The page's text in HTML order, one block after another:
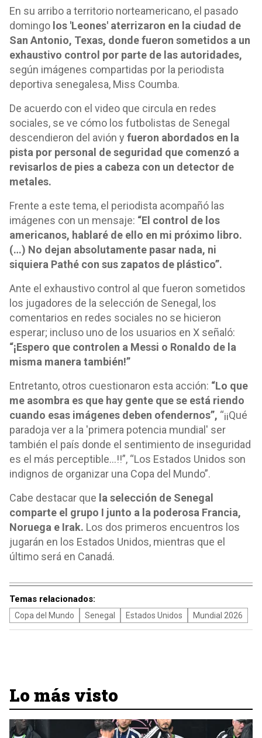
En su arribo a territorio norteamericano, el pasado
domingo los 'Leones' aterrizaron en la ciudad de
San Antonio, Texas, donde fueron sometidos a un
exhaustivo control por parte de las autoridades,
según imágenes compartidas por la periodista
deportiva senegalesa, Miss Coumba.
De acuerdo con el video que circula en redes
sociales, se ve cómo los futbolistas de Senegal
descendieron del avión y fueron abordados en la
pista por personal de seguridad que comenzó a
revisarlos de pies a cabeza con un detector de
metales.
Frente a este tema, el periodista acompañó las
imágenes con un mensaje: “El control de los
americanos, hablaré de ello en mi próximo libro.
(…) No dejan absolutamente pasar nada, ni
siquiera Pathé con sus zapatos de plástico”.
Ante el exhaustivo control al que fueron sometidos
los jugadores de la selección de Senegal, los
comentarios en redes sociales no se hicieron
esperar; incluso uno de los usuarios en X señaló:
“¡Espero que controlen a Messi o Ronaldo de la
misma manera también!”
Entretanto, otros cuestionaron esta acción: “Lo que
me asombra es que hay gente que se está riendo
cuando esas imágenes deben ofendernos”, “¡¡Qué
paradoja ver a la 'primera potencia mundial' ser
también el país donde el sentimiento de inseguridad
es el más perceptible...!!”, “Los Estados Unidos son
indignos de organizar una Copa del Mundo”.
Cabe destacar que la selección de Senegal
comparte el grupo I junto a la poderosa Francia,
Noruega e Irak. Los dos primeros encuentros los
jugarán en los Estados Unidos, mientras que el
último será en Canadá.
Temas relacionados:
Copa del Mundo Senegal Estados Unidos Mundial 2026
Lo más visto